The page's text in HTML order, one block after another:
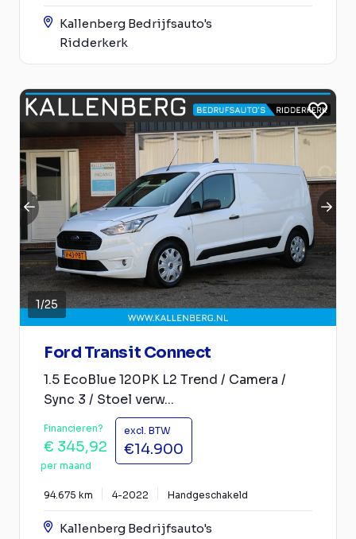
Kallenberg Bedrijfsauto's
Ridderkerk
1/25
Ford Transit Connect
1.5 EcoBlue 120PK L2 Trend / Camera /
Sync 3 / Stoel verw...
Financieren?
€ 345,92
per maand
excl. BTW
€14.900
94.675 km 4-2022 Handgeschakeld
Kallenberg Bedrijfsauto's